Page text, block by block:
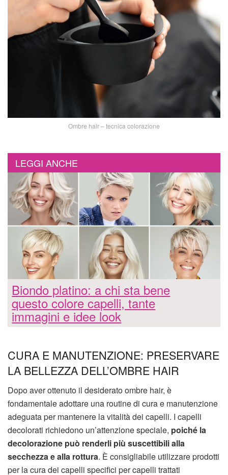
Ombre hair – tecnica colorazione
LEGGI ANCHE
Biondo platino: a chi sta bene
questo colore capelli, tante
immagini e idee look
CURA E MANUTENZIONE: PRESERVARE
LA BELLEZZA DELL’OMBRE HAIR
Dopo aver ottenuto il desiderato ombre hair, è
fondamentale adottare una routine di cura e manutenzione
adeguata per mantenere la vitalità dei capelli. I capelli
decolorati richiedono un’attenzione speciale, poiché la
decolorazione può renderli più suscettibili alla
secchezza e alla rottura. È consigliabile utilizzare prodotti
per la cura dei capelli specifici per capelli trattati